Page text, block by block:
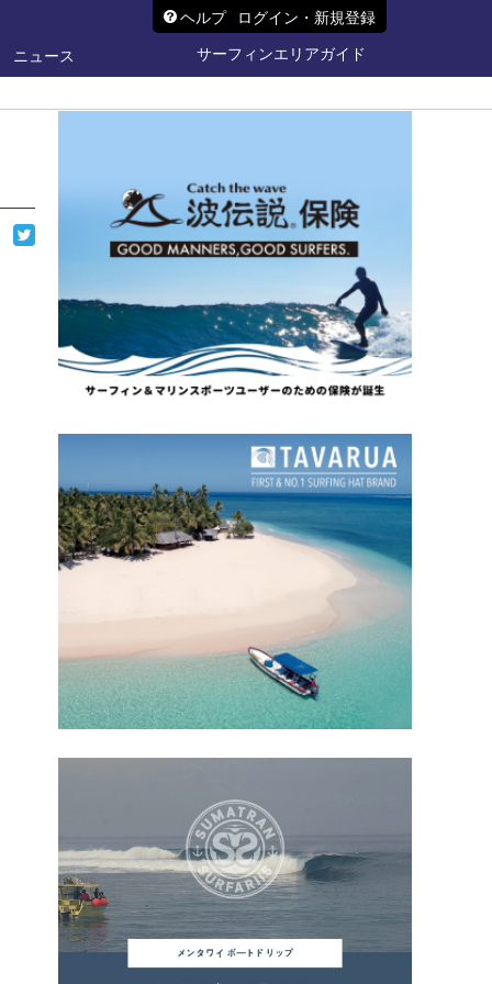
ヘルプ ログイン・新規登録
ニュース
サーフィンエリアガイド